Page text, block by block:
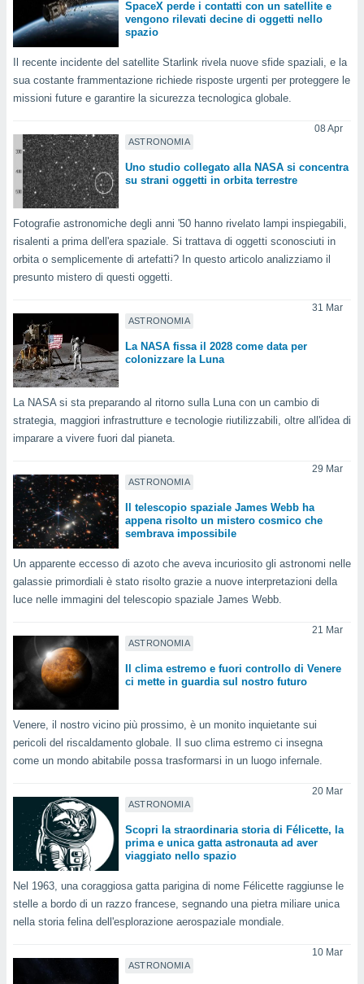
quali la
su
web,
e
di
dati
sulla
al quale
Per
tuo
dei
facendo
" o
cookie
sito
il
dei
su
e/o
creare
la
profili
per
SpaceX perde i contatti con un satellite e
vengono rilevati decine di oggetti nello
spazio
Il recente incidente del satellite Starlink rivela nuove sfide spaziali, e la
sua costante frammentazione richiede risposte urgenti per proteggere le
missioni future e garantire la sicurezza tecnologica globale.
ASTRONOMIA
08 Apr
Uno studio collegato alla NASA si concentra
su strani oggetti in orbita terrestre
Fotografie astronomiche degli anni '50 hanno rivelato lampi inspiegabili,
risalenti a prima dell'era spaziale. Si trattava di oggetti sconosciuti in
orbita o semplicemente di artefatti? In questo articolo analizziamo il
presunto mistero di questi oggetti.
ASTRONOMIA
31 Mar
La NASA fissa il 2028 come data per
colonizzare la Luna
La NASA si sta preparando al ritorno sulla Luna con un cambio di
strategia, maggiori infrastrutture e tecnologie riutilizzabili, oltre all'idea di
imparare a vivere fuori dal pianeta.
ASTRONOMIA
29 Mar
Il telescopio spaziale James Webb ha
appena risolto un mistero cosmico che
sembrava impossibile
Un apparente eccesso di azoto che aveva incuriosito gli astronomi nelle
galassie primordiali è stato risolto grazie a nuove interpretazioni della
luce nelle immagini del telescopio spaziale James Webb.
ASTRONOMIA
21 Mar
Il clima estremo e fuori controllo di Venere
ci mette in guardia sul nostro futuro
Venere, il nostro vicino più prossimo, è un monito inquietante sui
pericoli del riscaldamento globale. Il suo clima estremo ci insegna
come un mondo abitabile possa trasformarsi in un luogo infernale.
ASTRONOMIA
20 Mar
Scopri la straordinaria storia di Félicette, la
prima e unica gatta astronauta ad aver
viaggiato nello spazio
Nel 1963, una coraggiosa gatta parigina di nome Félicette raggiunse le
stelle a bordo di un razzo francese, segnando una pietra miliare unica
nella storia felina dell'esplorazione aerospaziale mondiale.
ASTRONOMIA
10 Mar